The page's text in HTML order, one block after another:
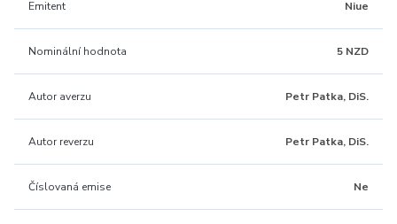
Emitent Niue
Nominální hodnota 5 NZD
Autor averzu Petr Patka, DiS.
Autor reverzu Petr Patka, DiS.
Číslovaná emise Ne